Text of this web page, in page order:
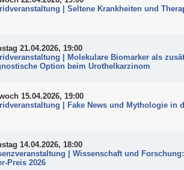
| Seltene Krankheiten und
21.04.2026, 19:00
| Molekulare Biomarker als
Option beim Urothelkarzinom
15.04.2026, 19:00
| Fake News und Mythologie in
14.04.2026, 18:00
| Wissenschaft und
Preis 2026